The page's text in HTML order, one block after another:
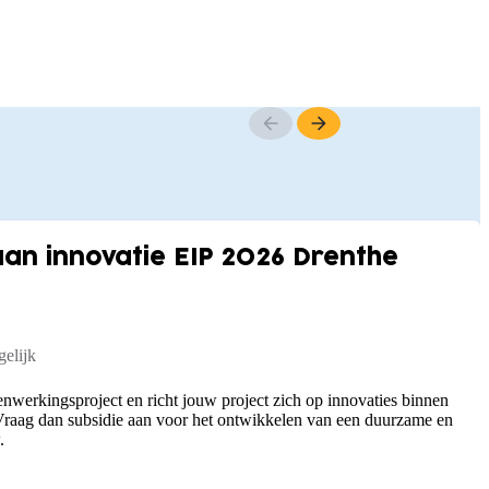
innovatie EIP 2026 Drenthe
en richt jouw project zich op innovaties binnen
dan subsidie aan voor het ontwikkelen van een duurzame en